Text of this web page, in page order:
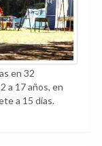
en 32
a 17 años, en
a 15 días.